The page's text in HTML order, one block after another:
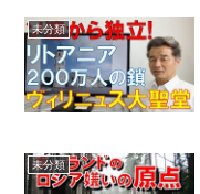
未分類
未分類